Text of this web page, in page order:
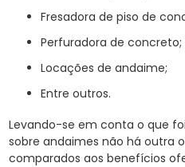
fresadora de piso de
perfuradora de concreto;
locações de andaime;
entre outros.
Levando-se em conta o que
sobre andaimes não há outra
comparados aos benefícios